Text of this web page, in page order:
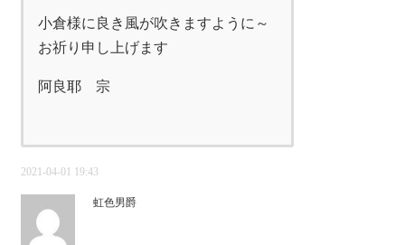
小倉様に良き風が吹きますように～
お祈り申し上げます
阿良耶 宗
2021-04-01 19:43
虹色男爵